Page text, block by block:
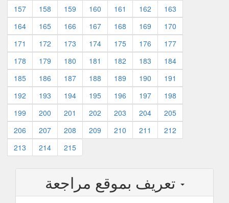
157
158 159 160 161 162
163
164
165 166 167 168 169
170
171
172 173 174 175 176
177
178
179 180 181 182 183
184
185
186 187 188 189 190
191
192
193 194 195 196 197
198
199
200 201 202 203 204
205
206
207 208 209 210 211
212
213
214 215
تعريف بموقع مراجعة